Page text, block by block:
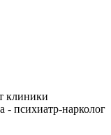
клиники
психиатр-нарколог